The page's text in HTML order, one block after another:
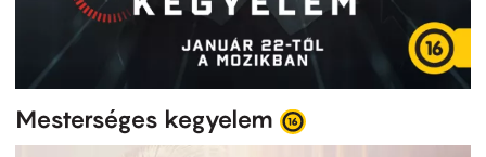
Mesterséges kegyelem